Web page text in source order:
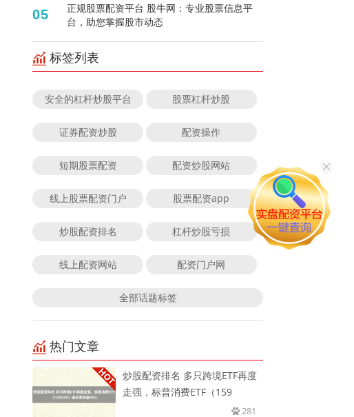
05
正规股票配资平台 股牛网：专业股票信息平
台，助您掌握股市动态
标签列表
安全的杠杆炒股平台 股票杠杆炒股
证券配资炒股 配资操作
短期股票配资 配资炒股网站
线上股票配资门户 股票配资app
炒股配资排名 杠杆炒股亏损
线上配资网站 配资门户网
全部话题标签
热门文章
炒股配资排名 多只跨境ETF再度
走强，标普消费ETF（159
281